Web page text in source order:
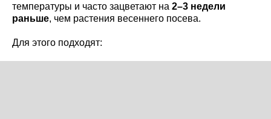
температуры и часто зацветают на 2–3 недели
раньше, чем растения весеннего посева.
Для этого подходят: